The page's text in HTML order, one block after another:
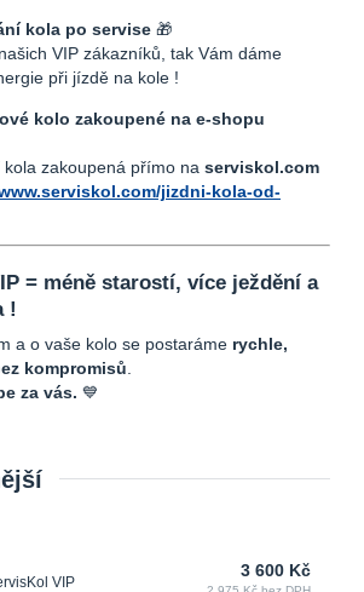
kola po servise 🎁
VIP zákazníků, tak Vám dáme
při jízdě na kole !
kolo zakoupené na e-shopu
zakoupená přímo na serviskol.com
jizdni-kola-od-
= méně starostí, více ježdění a
!
a o vaše kolo se postaráme rychle,
kompromisů
za vás. 💙
VIP
3 600 Kč